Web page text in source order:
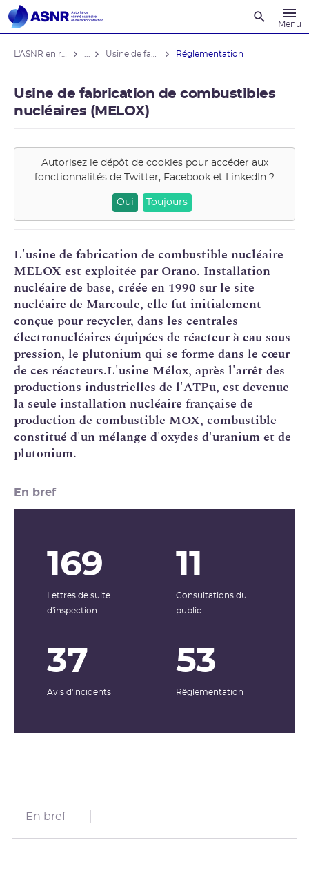
Menu
Réglementation
Usine de fabrication de combustibles
nucléaires (MELOX)
Autorisez le dépôt de cookies pour accéder aux
fonctionnalités de Twitter, Facebook et LinkedIn ?
Oui Toujours
L'usine de fabrication de combustible nucléaire
MELOX est exploitée parOrano. Installation
nucléaire de base, créée en 1990 sur le site
nucléaire de Marcoule, elle fut initialement
conçue pour recycler, dans les centrales
électronucléaires équipées de réacteur à eau sous
pression, le plutoniumqui se forme dans le cœur
de ces réacteurs.L'usine Mélox, après l'arrêt des
productions industrielles de l'ATPu, est devenue
la seule installation nucléaire française de
production de combustible MOX, combustible
constitué d'un mélange d'oxydes d'uraniumet de
plutonium.
En bref
169
Lettres de suite
d'inspection
11
Consultations du
public
37
Avis d'incidents
53
Rêglementation
En bref